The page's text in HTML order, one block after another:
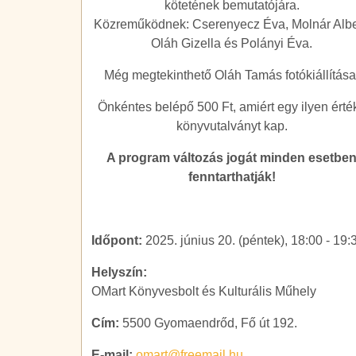
kötetének bemutatójára.
Közreműködnek: Cserenyecz Éva, Molnár
Oláh Gizella és Polányi Éva.
Még megtekinthető Oláh Tamás
Önkéntes belépő 500 Ft, amiért egy ilyen
könyvutalványt kap.
A program változás jogát minden esetben
fenntarthatják!
Időpont: 2025. június 20. (péntek), 18:00 -
Helyszín:
OMart Könyvesbolt és Kulturális Műhely
Cím: 5500 Gyomaendrőd, Fő út 192.